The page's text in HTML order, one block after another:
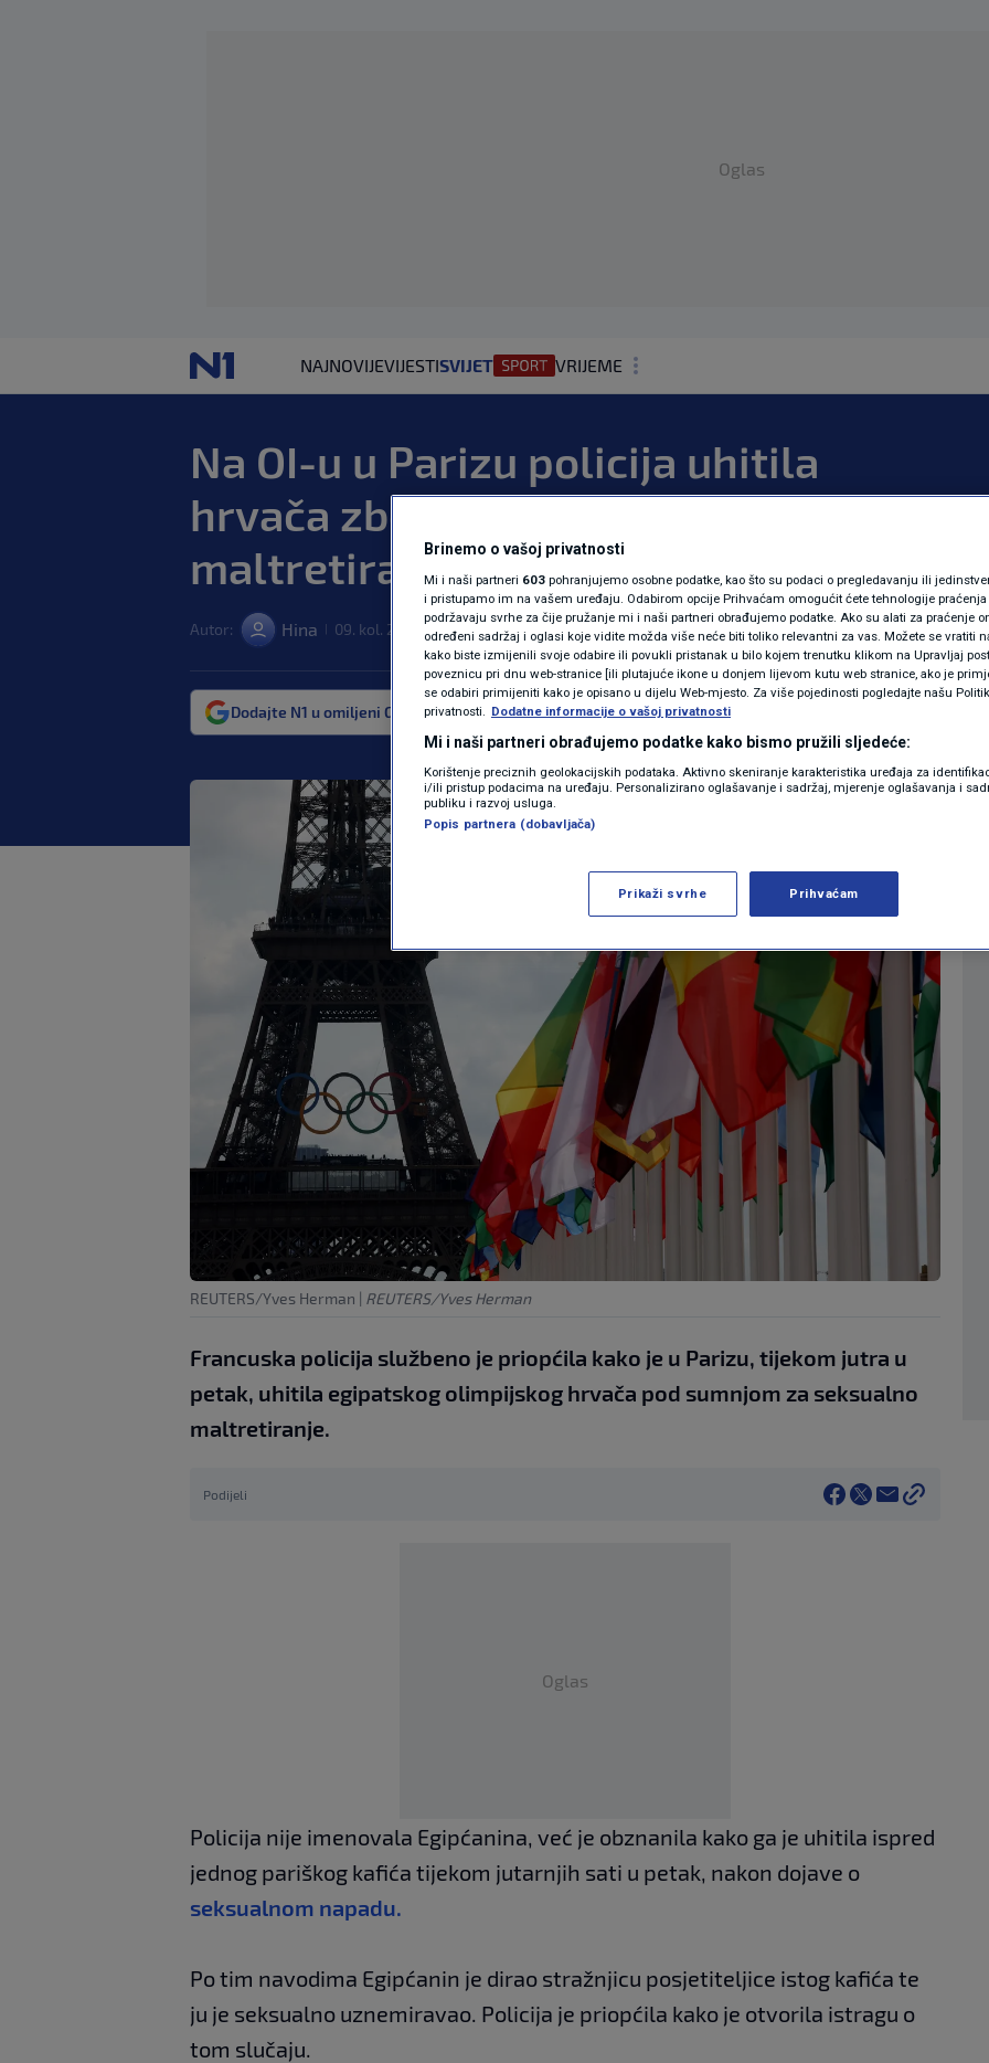
Oglas
NAJNOVIJEVIJESTISVIJET
VRIJEME
REGIJA
MAGAZIN
KOLUMNE
N1(DIS)INFO
KLIMATSKE PROMJENE
FOTO
VIDEO
Na OI-u u Parizu policija uhitila
hrvača zbog seksualnog
maltretiranja
Autor: Hina 09. kol. 2024. 14:23 SVIJET 0 komentara
Dodajte N1 u omiljeni Google izvor Više
REUTERS/Yves Herman | REUTERS/Yves Herman
Francuska policija službeno je priopćila kako je u Parizu, tijekom jutra u
petak, uhitila egipatskog olimpijskog hrvača pod sumnjom za seksualno
maltretiranje.
Podijeli
Oglas
Policija nije imenovala Egipćanina, već je obznanila kako ga je uhitila ispred
jednog pariškog kafića tijekom jutarnjih sati u petak, nakon dojave o
seksualnom napadu.
Po tim navodima Egipćanin je dirao stražnjicu posjetiteljice istog kafića te
ju je seksualno uznemiravao. Policija je priopćila kako je otvorila istragu o
tom slučaju.
Brinemo o vašoj privatnosti
Mi i naši partneri 603 pohranjujemo osobne podatke, kao što su podaci o pregledavanju ili
i pristupamo im na vašem uređaju. Odabirom opcije Prihvaćam omogućit ćete tehnologije praćenja
podržavaju svrhe za čije pružanje mi i naši partneri obrađujemo podatke. Ako su alati za praćenje
određeni sadržaj i oglasi koje vidite možda više neće biti toliko relevantni za vas. Možete se vratiti
kako biste izmijenili svoje odabire ili povukli pristanak u bilo kojem trenutku klikom na Upravljaj
poveznicu pri dnu web-stranice [ili plutajuće ikone u donjem lijevom kutu web stranice, ako je
se odabiri primijeniti kako je opisano u dijelu Web-mjesto. Za više pojedinosti pogledajte našu
privatnosti. Dodatne informacije o vašoj privatnosti
Mi i naši partneri obrađujemo podatke kako bismo pružili sljedeće:
Korištenje preciznih geolokacijskih podataka. Aktivno skeniranje karakteristika uređaja za
i/ili pristup podacima na uređaju. Personalizirano oglašavanje i sadržaj, mjerenje oglašavanja i
publiku i razvoj usluga.
Popis partnera (dobavljača)
Prikaži svrhe Prihvaćam